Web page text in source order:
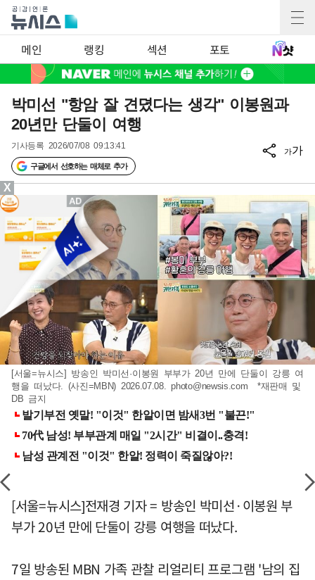
메인 랭킹 섹션 포토
박미선 "항암 잘 견뎠다는 생각" 이봉원과
20년만 단둘이 여행
기사등록 2026/07/08 09:13:41
구글에서 선호하는 매체로 추가
가가
[서울=뉴시스] 방송인 박미선·이봉원 부부가 20년 만에 단둘이 강릉 여
행을 떠났다. (사진=MBN) 2026.07.08.photo@newsis.com *재판매 및
DB 금지
[서울=뉴시스]전재경 기자 = 방송인 박미선·이봉원 부
부가 20년 만에 단둘이 강릉 여행을 떠났다.
7일 방송된 MBN 가족 관찰 리얼리티 프로그램 '남의 집
X